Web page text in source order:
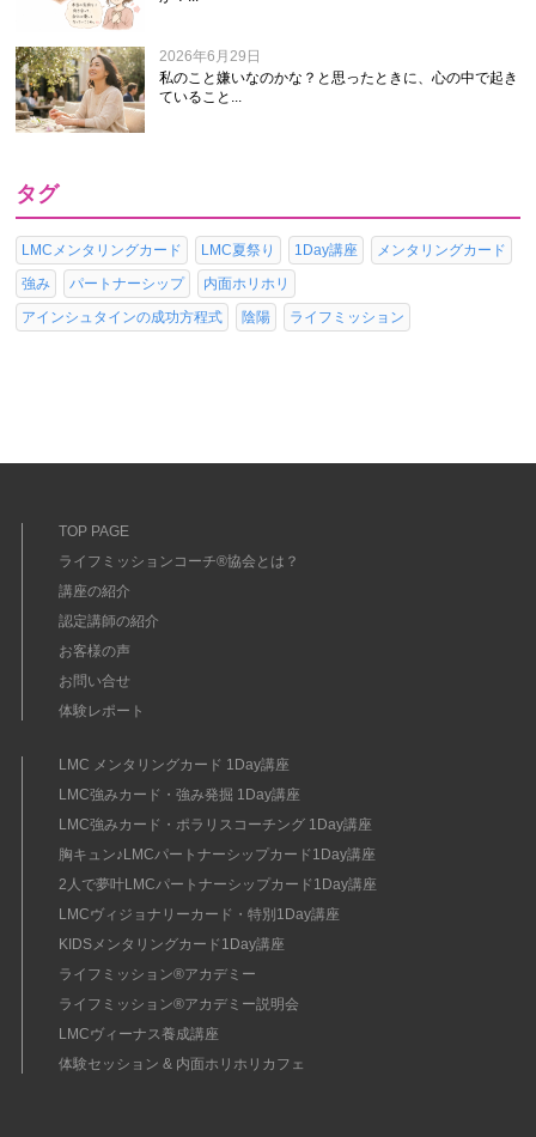
2026年6月29日
私のこと嫌いなのかな？と思ったときに、心の中で起き
ていること...
タグ
LMCメンタリングカード LMC夏祭り 1Day講座
メンタリングカード
強み
パートナーシップ
内面ホリホリ
アインシュタインの成功方程式
陰陽 ライフミッション
TOP PAGE
ライフミッションコーチ®協会とは？
講座の紹介
認定講師の紹介
お客様の声
お問い合せ
体験レポート
LMC メンタリングカード 1Day講座
LMC強みカード・強み発掘 1Day講座
LMC強みカード・ポラリスコーチング 1Day講座
胸キュン♪LMCパートナーシップカード1Day講座
2人で夢叶LMCパートナーシップカード1Day講座
LMCヴィジョナリーカード・特別1Day講座
KIDSメンタリングカード1Day講座
ライフミッション®︎アカデミー
ライフミッション®︎アカデミー説明会
LMCヴィーナス養成講座
体験セッション & 内面ホリホリカフェ